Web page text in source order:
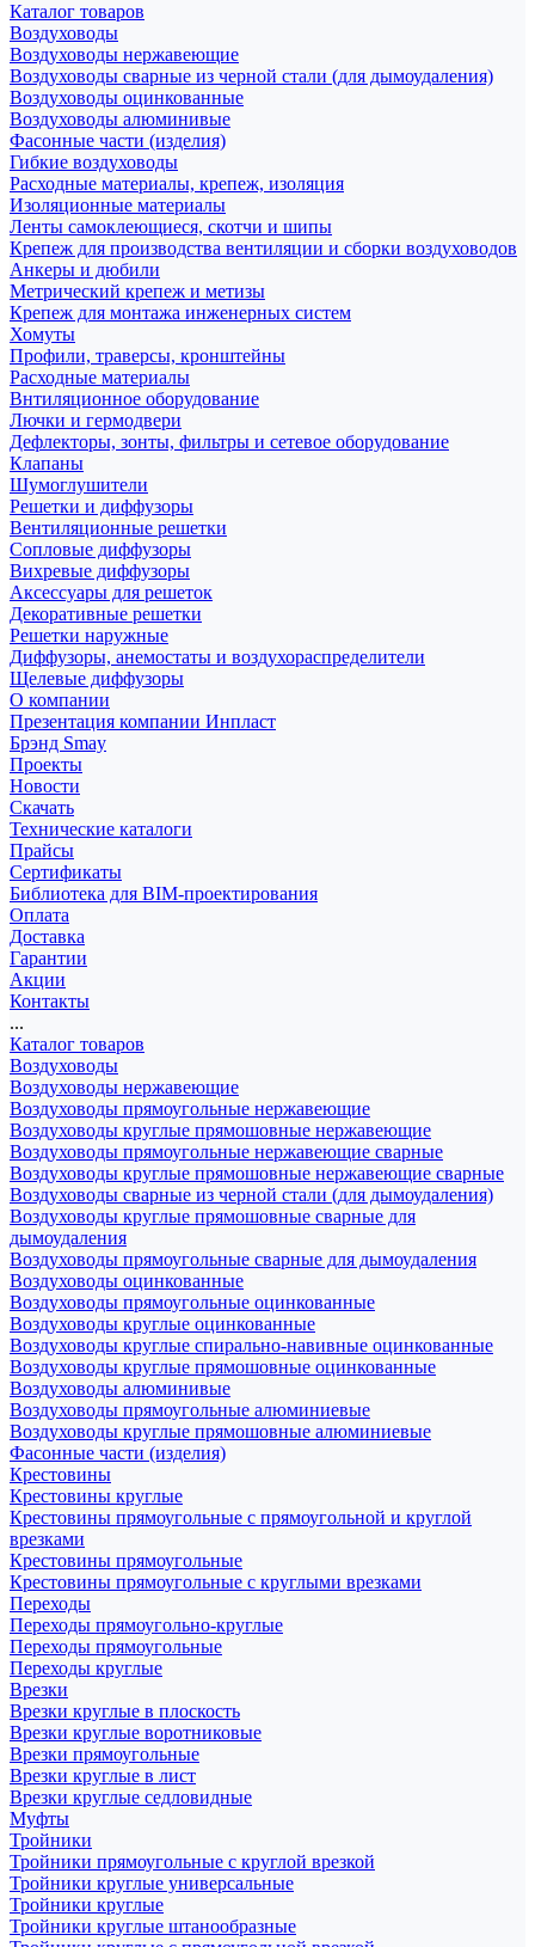
Каталог товаров
Воздуховоды
Воздуховоды нержавеющие
Воздуховоды сварные из черной стали (для дымоудаления)
Воздуховоды оцинкованные
Воздуховоды алюминивые
Фасонные части (изделия)
Гибкие воздуховоды
Расходные материалы, крепеж, изоляция
Изоляционные материалы
Ленты самоклеющиеся, скотчи и шипы
Крепеж для производства вентиляции и сборки воздуховодов
Анкеры и дюбили
Метрический крепеж и метизы
Крепеж для монтажа инженерных систем
Хомуты
Профили, траверсы, кронштейны
Расходные материалы
Внтиляционное оборудование
Лючки и гермодвери
Дефлекторы, зонты, фильтры и сетевое оборудование
Клапаны
Шумоглушители
Решетки и диффузоры
Вентиляционные решетки
Сопловые диффузоры
Вихревые диффузоры
Аксессуары для решеток
Декоративные решетки
Решетки наружные
Диффузоры, анемостаты и воздухораспределители
Щелевые диффузоры
О компании
Презентация компании Инпласт
Брэнд Smay
Проекты
Новости
Скачать
Технические каталоги
Прайсы
Сертификаты
Библиотека для BIM-проектирования
Оплата
Доставка
Гарантии
Акции
Контакты
...
Каталог товаров
Воздуховоды
Воздуховоды нержавеющие
Воздуховоды прямоугольные нержавеющие
Воздуховоды круглые прямошовные нержавеющие
Воздуховоды прямоугольные нержавеющие сварные
Воздуховоды круглые прямошовные нержавеющие сварные
Воздуховоды сварные из черной стали (для дымоудаления)
Воздуховоды круглые прямошовные сварные для
дымоудаления
Воздуховоды прямоугольные сварные для дымоудаления
Воздуховоды оцинкованные
Воздуховоды прямоугольные оцинкованные
Воздуховоды круглые оцинкованные
Воздуховоды круглые спирально-навивные оцинкованные
Воздуховоды круглые прямошовные оцинкованные
Воздуховоды алюминивые
Воздуховоды прямоугольные алюминиевые
Воздуховоды круглые прямошовные алюминиевые
Фасонные части (изделия)
Крестовины
Крестовины круглые
Крестовины прямоугольные с прямоугольной и круглой
врезками
Крестовины прямоугольные
Крестовины прямоугольные с круглыми врезками
Переходы
Переходы прямоугольно-круглые
Переходы прямоугольные
Переходы круглые
Врезки
Врезки круглые в плоскость
Врезки круглые воротниковые
Врезки прямоугольные
Врезки круглые в лист
Врезки круглые седловидные
Муфты
Тройники
Тройники прямоугольные с круглой врезкой
Тройники круглые универсальные
Тройники круглые
Тройники круглые штанообразные